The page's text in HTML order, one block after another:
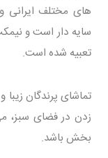
های مختلف ایرانی
سایه دار است و
تعبیه شده است.
تماشای پرندگان
زدن در فضای سبز،
بخش باشد.